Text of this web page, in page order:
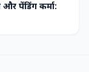
पेंडिंग कर्मा: